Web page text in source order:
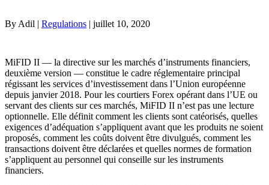
By Adil | Regulations | juillet 10, 2020
MiFID II — la directive sur les marchés d’instruments financiers,
deuxième version — constitue le cadre réglementaire principal
régissant les services d’investissement dans l’Union européenne
depuis janvier 2018. Pour les courtiers Forex opérant dans l’UE ou
servant des clients sur ces marchés, MiFID II n’est pas une lecture
optionnelle. Elle définit comment les clients sont catéorisés, quelles
exigences d’adéquation s’appliquent avant que les produits ne soient
proposés, comment les coûts doivent être divulgués, comment les
transactions doivent être déclarées et quelles normes de formation
s’appliquent au personnel qui conseille sur les instruments
financiers.